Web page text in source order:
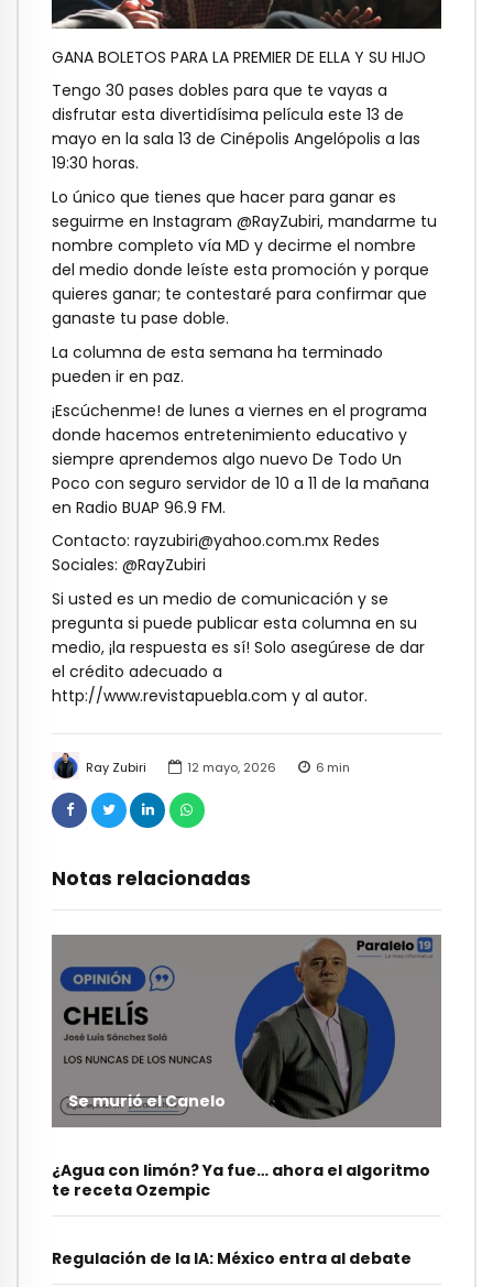
Ray Zubiri 12 mayo, 2026 6 min
Notas relacionadas
Se murió el Canelo
¿Agua con limón? Ya fue… ahora el algoritmo
te receta Ozempic
Regulación de la IA: México entra al debate
GANA BOLETOS PARA LA PREMIER DE ELLA Y SU HIJO
Tengo 30 pases dobles para que te vayas a
disfrutar esta divertidísima película este 13 de
mayo en la sala 13 de Cinépolis Angelópolis a las
19:30 horas.
Lo único que tienes que hacer para ganar es
seguirme en Instagram @RayZubiri, mandarme tu
nombre completo vía MD y decirme el nombre
del medio donde leíste esta promoción y porque
quieres ganar; te contestaré para confirmar que
ganaste tu pase doble.
La columna de esta semana ha terminado
pueden ir en paz.
¡Escúchenme! de lunes a viernes en el programa
donde hacemos entretenimiento educativo y
siempre aprendemos algo nuevo De Todo Un
Poco con seguro servidor de 10 a 11 de la mañana
en Radio BUAP 96.9 FM.
Contacto: rayzubiri@yahoo.com.mx Redes
Sociales: @RayZubiri
Si usted es un medio de comunicación y se
pregunta si puede publicar esta columna en su
medio, ¡la respuesta es sí! Solo asegúrese de dar
el crédito adecuado a
http://www.revistapuebla.com y al autor.